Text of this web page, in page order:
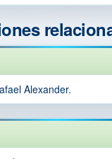
Alexander.